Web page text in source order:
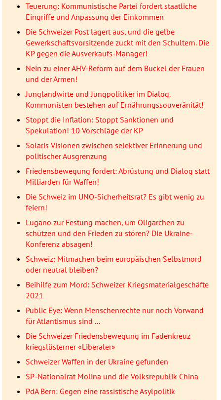
Teuerung: Kommunistische Partei fordert staatliche
Eingriffe und Anpassung der Einkommen
Die Schweizer Post lagert aus, und die gelbe
Gewerkschaftsvorsitzende zuckt mit den Schultern. Die
KP gegen die Ausverkaufs-Manager!
Nein zu einer AHV-Reform auf dem Buckel der Frauen
und der Armen!
Junglandwirte und Jungpolitiker im Dialog.
Kommunisten bestehen auf Ernährungssouveränität!
Stoppt die Inflation: Stoppt Sanktionen und
Spekulation! 10 Vorschläge der KP
Solaris Visionen zwischen selektiver Erinnerung und
politischer Ausgrenzung
Friedensbewegung fordert: Abrüstung und Dialog statt
Milliarden für Waffen!
Die Schweiz im UNO-Sicherheitsrat? Es gibt wenig zu
feiern!
Lugano zur Festung machen, um Oligarchen zu
schützen und den Frieden zu stören? Die Ukraine-
Konferenz absagen!
Schweiz: Mitmachen beim europäischen Selbstmord
oder neutral bleiben?
Beihilfe zum Mord: Schweizer Kriegsmaterialgeschäfte
2021
Public Eye: Wenn Menschenrechte nur noch Vorwand
für Atlantismus sind ...
Die Schweizer Friedensbewegung im Fadenkreuz
kriegslüsterner «Liberaler»
Schweizer Waffen in der Ukraine gefunden
SP-Nationalrat Molina und die Volksrepublik China
PdA Bern: Gegen eine rassistische Asylpolitik